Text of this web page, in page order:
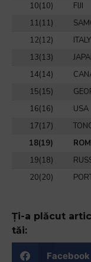
10(10)
FIJI
11(11)
12(12)
ITALY
13(13)
14(14)
15(15)
16(16)
USA
17(17)
18(19)
19(18)
20(20)
Ți-a plăcut
tăi:
Facebook